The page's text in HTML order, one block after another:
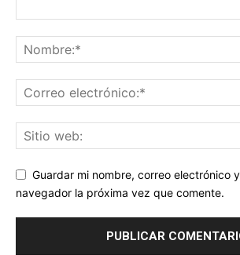
Guardar mi nombre, correo electrónico
navegador la próxima vez que comente.